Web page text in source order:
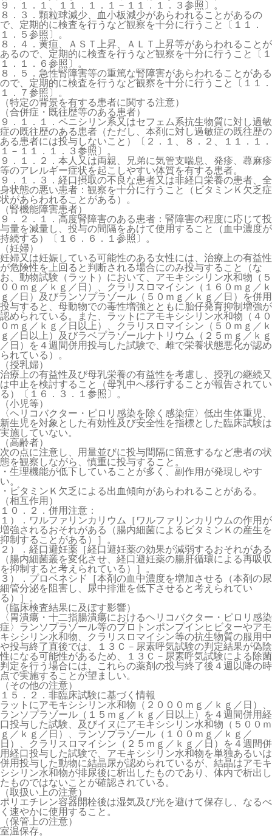
９．１．１、１１．１．１－１１．１．３参照〕。
８．３．顆粒球減少、血小板減少があらわれることがあるの
で、定期的に検査を行うなど観察を十分に行うこと〔１１．
１．５参照〕。
８．４．黄疸、ＡＳＴ上昇、ＡＬＴ上昇等があらわれることが
あるので、定期的に検査を行うなど観察を十分に行うこと〔１
１．１．６参照〕。
８．５．急性腎障害等の重篤な腎障害があらわれることがある
ので、定期的に検査を行うなど観察を十分に行うこと〔１１．
１．７参照〕。
（特定の背景を有する患者に関する注意）
（合併症・既往歴等のある患者）
９．１．１．ペニシリン系又はセフェム系抗生物質に対し過敏
症の既往歴のある患者（ただし、本剤に対し過敏症の既往歴の
ある患者には投与しないこと）〔２．１、８．２、１１．１．
１－１１．１．３参照〕。
９．１．２．本人又は両親、兄弟に気管支喘息、発疹、蕁麻疹
等のアレルギー症状を起こしやすい体質を有する患者。
９．１．３．経口摂取の不良な患者又は非経口栄養の患者、全
身状態の悪い患者：観察を十分に行うこと（ビタミンＫ欠乏症
状があらわれることがある）。
（腎機能障害患者）
９．２．１．高度腎障害のある患者：腎障害の程度に応じて投
与量を減量し、投与の間隔をあけて使用すること（血中濃度が
持続する）〔１６．６．１参照〕。
（妊婦）
妊婦又は妊娠している可能性のある女性には、治療上の有益性
が危険性を上回ると判断される場合にのみ投与すること（な
お、動物試験（ラット）において、アモキシシリン水和物（５
００ｍｇ／ｋｇ／日）、クラリスロマイシン（１６０ｍｇ／ｋ
ｇ／日）及びランソプラゾール（５０ｍｇ／ｋｇ／日）を併用
投与すると、母動物での毒性増強とともに胎仔発育抑制増強が
認められている。また、ラットにアモキシシリン水和物（４０
０ｍｇ／ｋｇ／日以上）、クラリスロマイシン（５０ｍｇ／ｋ
ｇ／日以上）及びラベプラゾールナトリウム（２５ｍｇ／ｋｇ
／日）を４週間併用投与した試験で、雌で栄養状態悪化が認め
られている）。
（授乳婦）
治療上の有益性及び母乳栄養の有益性を考慮し、授乳の継続又
は中止を検討すること（母乳中へ移行することが報告されてい
る）〔１６．３．１参照〕。
（小児等）
〈ヘリコバクター・ピロリ感染を除く感染症〉低出生体重児、
新生児を対象とした有効性及び安全性を指標とした臨床試験は
実施していない。
（高齢者）
次の点に注意し、用量並びに投与間隔に留意するなど患者の状
態を観察しながら、慎重に投与すること。
・生理機能が低下していることが多く、副作用が発現しやす
い。
・ビタミンＫ欠乏による出血傾向があらわれることがある。
（相互作用）
１０．２．併用注意：
１）．ワルファリンカリウム［ワルファリンカリウムの作用が
増強されるおそれがある（腸内細菌によるビタミンＫの産生を
抑制することがある）］。
２）．経口避妊薬［経口避妊薬の効果が減弱するおそれがある
（腸内細菌叢を変化させ、経口避妊薬の腸肝循環による再吸収
を抑制すると考えられている）］。
３）．プロベネシド［本剤の血中濃度を増加させる（本剤の尿
細管分泌を阻害し、尿中排泄を低下させると考えられてい
る）］。
（臨床検査結果に及ぼす影響）
〈胃潰瘍・十二指腸潰瘍におけるヘリコバクター・ピロリ感染
症〉ランソプラゾール等のプロトンポンプインヒビターやアモ
キシシリン水和物、クラリスロマイシン等の抗生物質の服用中
や投与終了直後では、１３Ｃ－尿素呼気試験の判定結果が偽陰
性になる可能性があるため、１３Ｃ－尿素呼気試験による除菌
判定を行う場合には、これらの薬剤の投与終了後４週以降の時
点で実施することが望ましい。
（その他の注意）
１５．２．非臨床試験に基づく情報
ラットにアモキシシリン水和物（２０００ｍｇ／ｋｇ／日）、
ランソプラゾール（１５ｍｇ／ｋｇ／日以上）を４週間併用経
口投与した試験、及びイヌにアモキシシリン水和物（５００ｍ
ｇ／ｋｇ／日）、ランソプラゾール（１００ｍｇ／ｋｇ／
日）、クラリスロマイシン（２５ｍｇ／ｋｇ／日）を４週間併
用経口投与した試験で、アモキシシリン水和物を単独あるいは
併用投与した動物に結晶尿が認められているが、結晶はアモキ
シシリン水和物が排尿後に析出したものであり、体内で析出し
たものではないことが確認されている。
（取扱い上の注意）
ポリエチレン容器開栓後は湿気及び光を避けて保存し、なるべ
く速やかに使用すること。
（保管上の注意）
室温保存。